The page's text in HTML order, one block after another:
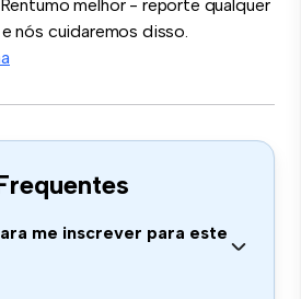
melhor - reporte qualquer
nós cuidaremos disso.
me inscrever para este